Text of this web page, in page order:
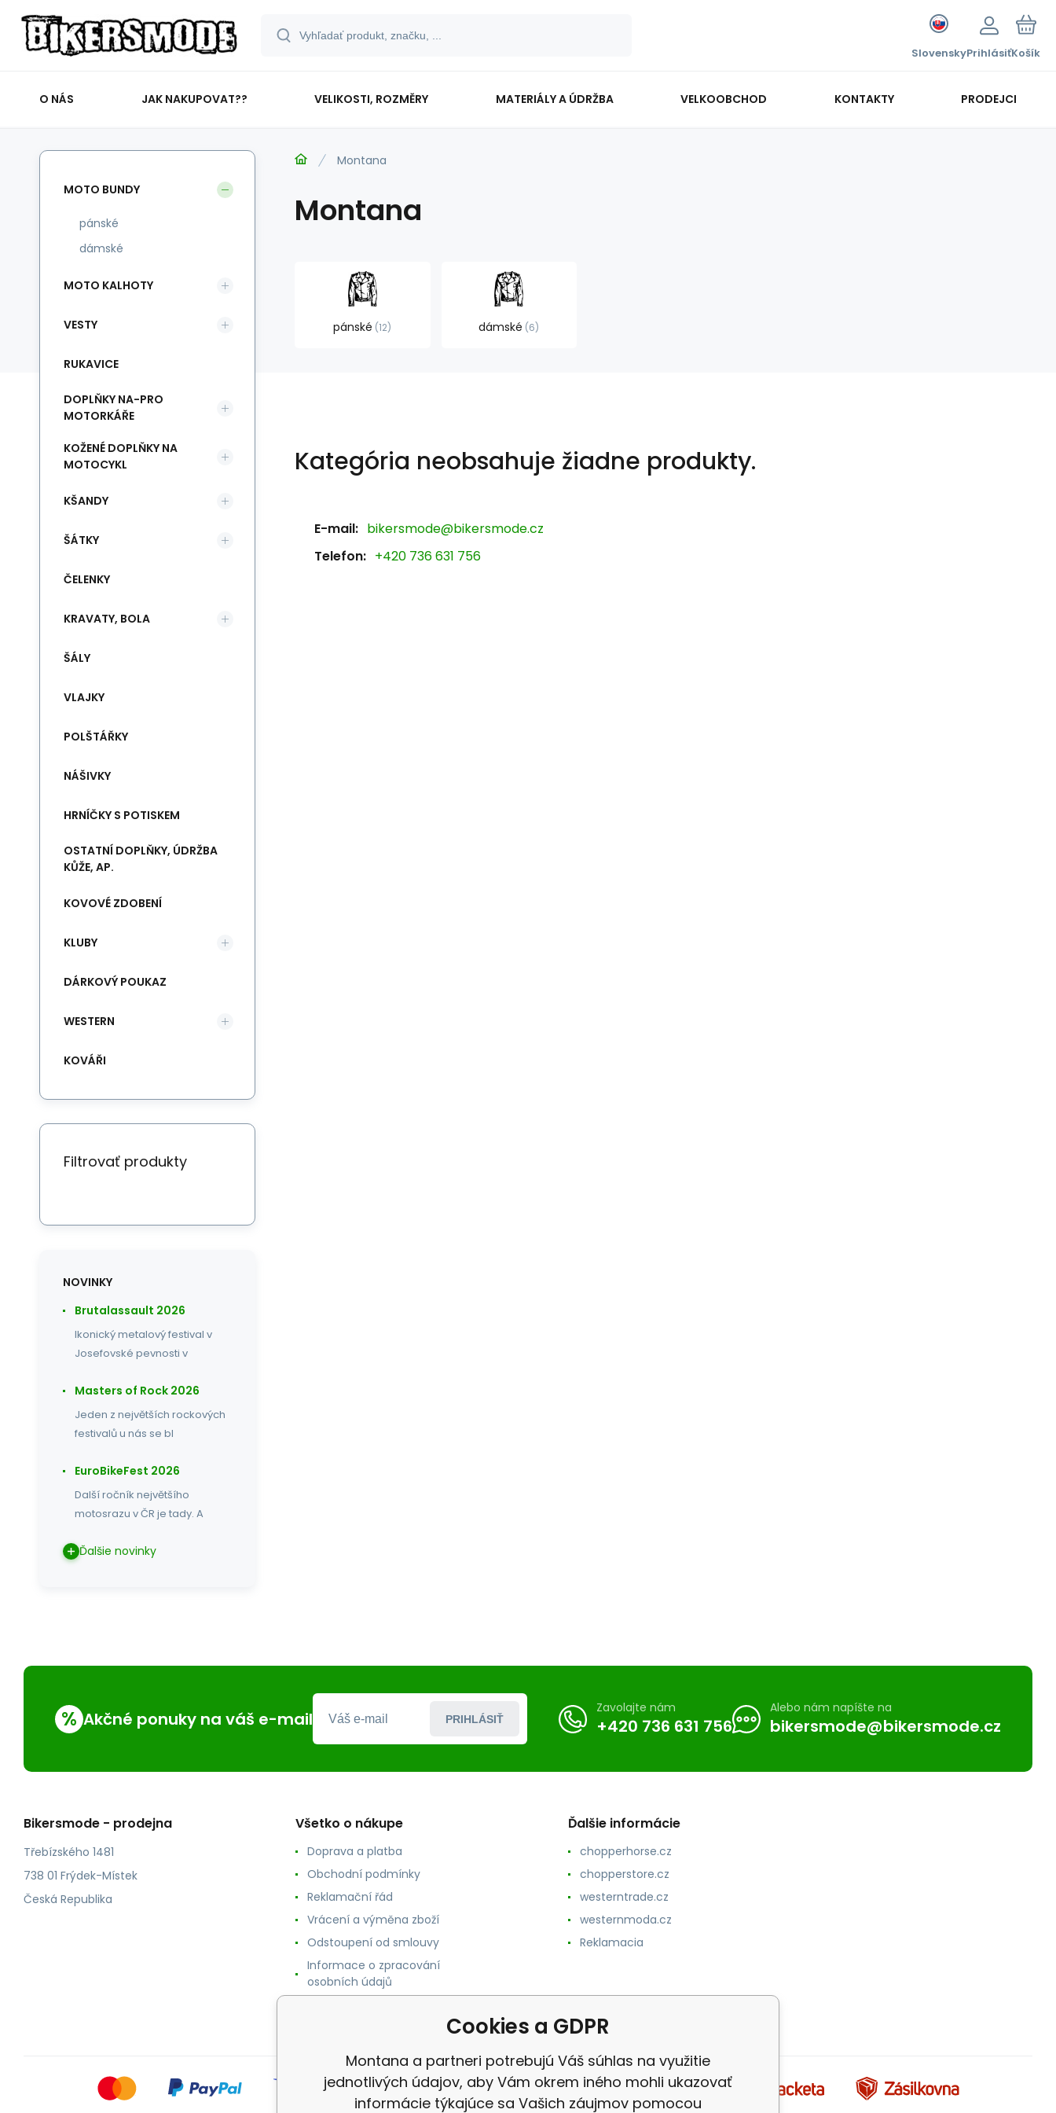
SlovenskyPrihlásiťKošík
O NÁS JAK NAKUPOVAT?? VELIKOSTI, ROZMĚRY MATERIÁLY A ÚDRŽBA VELKOOBCHOD KONTAKTY PRODEJCI
Montana
Montana
pánské 12 dámské 6
Kategória neobsahuje žiadne produkty.
E-mail: bikersmode@bikersmode.cz
Telefon: +420 736 631 756
MOTO BUNDY
pánské
dámské
MOTO KALHOTY
VESTY
RUKAVICE
DOPLŇKY NA-PRO
MOTORKÁŘE
KOŽENÉ DOPLŇKY NA
MOTOCYKL
KŠANDY
ŠÁTKY
ČELENKY
KRAVATY, BOLA
ŠÁLY
VLAJKY
POLŠTÁŘKY
NÁŠIVKY
HRNÍČKY S POTISKEM
OSTATNÍ DOPLŇKY, ÚDRŽBA
KŮŽE, AP.
KOVOVÉ ZDOBENÍ
KLUBY
DÁRKOVÝ POUKAZ
WESTERN
KOVÁŘI
Filtrovať produkty
NOVINKY
Brutalassault 2026
Ikonický metalový festival v
Josefovské pevnosti v
Masters of Rock 2026
Jeden z největších rockových
festivalů u nás se bl
EuroBikeFest 2026
Další ročník největšího
motosrazu v ČR je tady. A
Ďalšie novinky
% Akčné ponuky na váš e-mail PRIHLÁSIŤ
Zavolajte nám
+420 736 631 756
Alebo nám napíšte na
bikersmode@bikersmode.cz
Bikersmode - prodejna
Třebízského 1481
738 01 Frýdek-Místek
Česká Republika
Všetko o nákupe
Doprava a platba
Obchodní podmínky
Reklamační řád
Vrácení a výměna zboží
Odstoupení od smlouvy
Informace o zpracování
osobních údajů
Ďalšie informácie
chopperhorse.cz
chopperstore.cz
westerntrade.cz
westernmoda.cz
Reklamacia
Cookies a GDPR
Montana a partneri potrebujú Váš súhlas na využitie
jednotlivých údajov, aby Vám okrem iného mohli ukazovať
informácie týkajúce sa Vašich záujmov pomocou